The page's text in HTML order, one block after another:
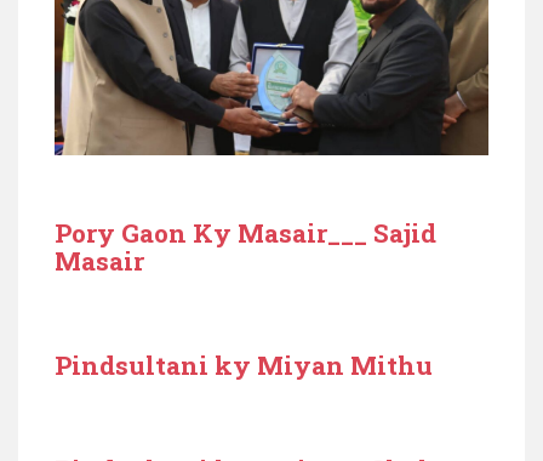
Pory Gaon Ky Masair___ Sajid
Masair
Pindsultani ky Miyan Mithu